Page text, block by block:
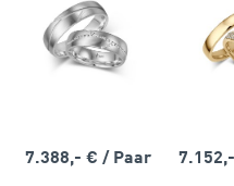
7.388,- €/ Paar